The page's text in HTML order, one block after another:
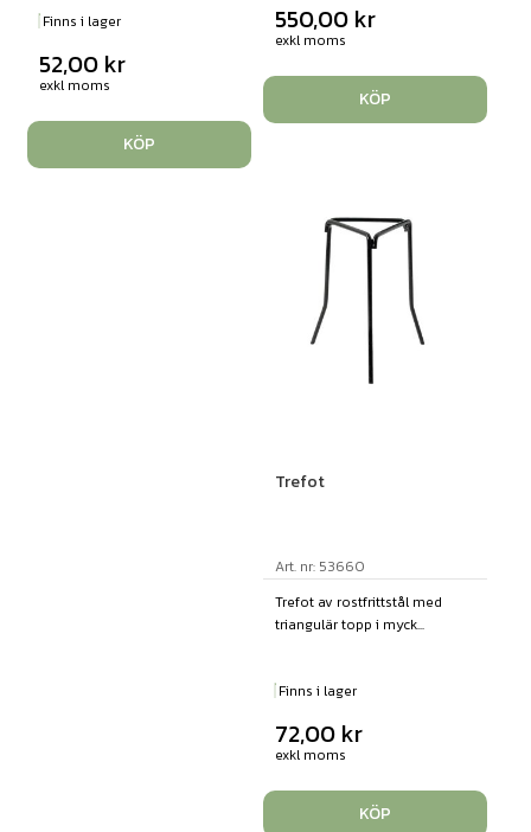
Finns i lager
52,00 kr
exkl moms
KÖP
550,00 kr
exkl moms
KÖP
Trefot
Art. nr: 53660
Trefot av rostfrittstål med
triangulär topp i myck...
Finns i lager
72,00 kr
exkl moms
KÖP